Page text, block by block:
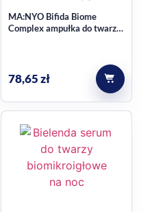
MA:NYO Bifida Biome
Complex ampułka do twarzy,
78,65zł